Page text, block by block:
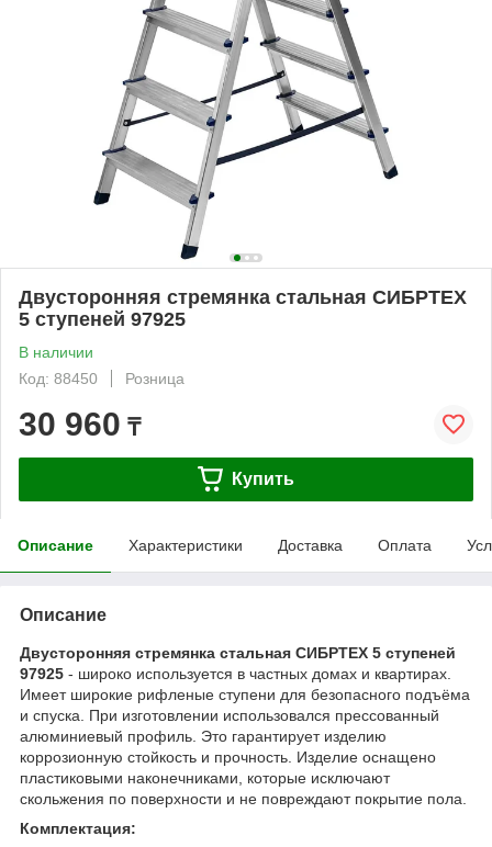
Двусторонняя стремянка стальная СИБРТЕХ
5 ступеней 97925
В наличии
Код: 88450
Розница
30 960 ₸
Купить
Описание Характеристики Доставка Оплата
Описание
Двусторонняя стремянка стальная СИБРТЕХ 5 ступеней
97925 - широко используется в частных домах и квартирах.
Имеет широкие рифленые ступени для безопасного подъёма
и спуска. При изготовлении использовался прессованный
алюминиевый профиль. Это гарантирует изделию
коррозионную стойкость и прочность. Изделие оснащено
пластиковыми наконечниками, которые исключают
скольжения по поверхности и не повреждают покрытие пола.
Комплектация: